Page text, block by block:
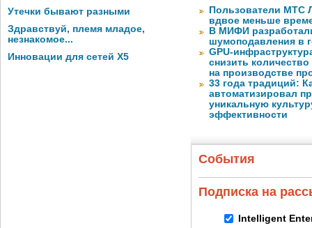
Утечки бывают разными
Здравствуй, племя младое,
незнакомое...
Инновации для сетей X5
Пользователи МТС
вдвое меньше
В МИФИ
шумоподавления в
GPU-
снизить
на производстве
33 года традиций:
автоматизировал
уникальную
эффективности
События
Подписка на
Intelligent